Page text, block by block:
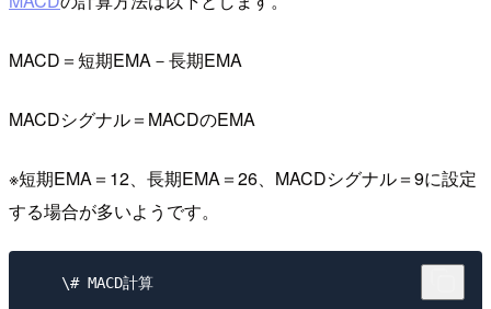
MACD＝短期EMA－長期EMA
MACDシグナル＝MACDのEMA
※短期EMA＝12、長期EMA＝26、MACDシグナル＝9に設定
する場合が多いようです。
​    \# MACD計算